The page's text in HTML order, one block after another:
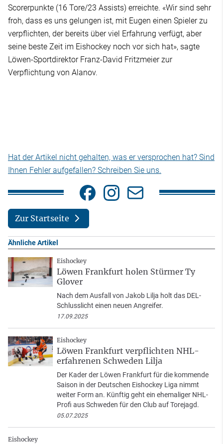
Scorerpunkte (16 Tore/23 Assists) erreichte. «Wir sind sehr
froh, dass es uns gelungen ist, mit Eugen einen Spieler zu
verpflichten, der bereits über viel Erfahrung verfügt, aber
seine beste Zeit im Eishockey noch vor sich hat», sagte
Löwen-Sportdirektor Franz-David Fritzmeier zur
Verpflichtung von Alanov.
Hat der Artikel nicht gehalten, was er versprochen hat? Sind
Ihnen Fehler aufgefallen? Schreiben Sie uns.
Zur Startseite
Ähnliche Artikel
Eishockey
Löwen Frankfurt holen Stürmer Ty
Glover
Nach dem Ausfall von Jakob Lilja holt das DEL-
Schlusslicht einen neuen Angreifer.
17.09.2025
Eishockey
Löwen Frankfurt verpflichten NHL-
erfahrenen Schweden Lilja
Der Kader der Löwen Frankfurt für die kommende
Saison in der Deutschen Eishockey Liga nimmt
weiter Form an. Künftig geht ein ehemaliger NHL-
Profi aus Schweden für den Club auf Torejagd.
05.07.2025
Eishockey